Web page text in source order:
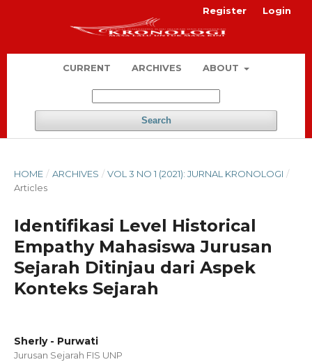
CURRENT ARCHIVES ABOUT
Search
Register Login
HOME / ARCHIVES / VOL 3 NO 1 (2021): JURNAL KRONOLOGI /
Articles
Identifikasi Level Historical
Empathy Mahasiswa Jurusan
Sejarah Ditinjau dari Aspek
Konteks Sejarah
Sherly - Purwati
Jurusan Sejarah FIS UNP